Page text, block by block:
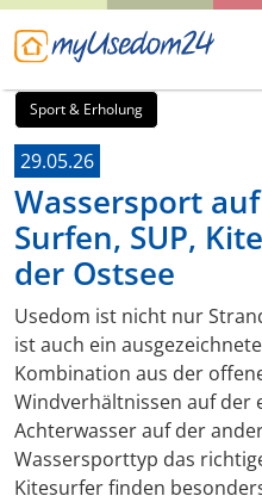
Sport & Erholung
29.05.26
Wassersport
Surfen, SUP,
der Ostsee
Usedom ist nicht nur
ist auch ein
Kombination aus der
Windverhältnissen auf der
Achterwasser auf der
Wassersporttyp das
Kitesurfer finden